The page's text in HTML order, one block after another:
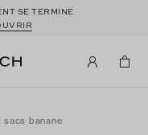
SE TERMINE
sacs banane